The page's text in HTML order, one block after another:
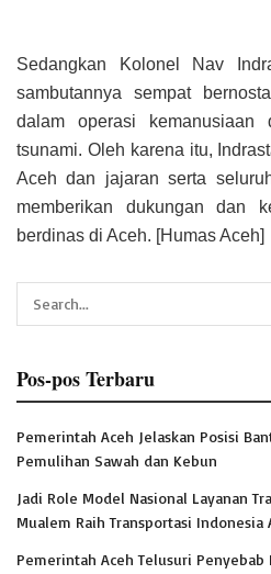
Sedangkan Kolonel Nav
sambutannya sempat
dalam operasi
tsunami. Oleh karena itu,
Aceh dan jajaran serta
memberikan dukungan dan
berdinas di Aceh. [Humas Aceh]
Pos-pos Terbaru
Pemerintah Aceh Jelaskan Posisi
Pemulihan Sawah dan Kebun
Jadi Role Model Nasional Layanan
Mualem Raih Transportasi Indonesia
Pemerintah Aceh Telusuri Penyebab